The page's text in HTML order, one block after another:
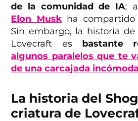
de la comunidad de IA;
Elon Musk ha
Sin embargo, la historia
Lovecraft es bastante
algunos paralelos que te
de una carcajada
La historia del
criatura de